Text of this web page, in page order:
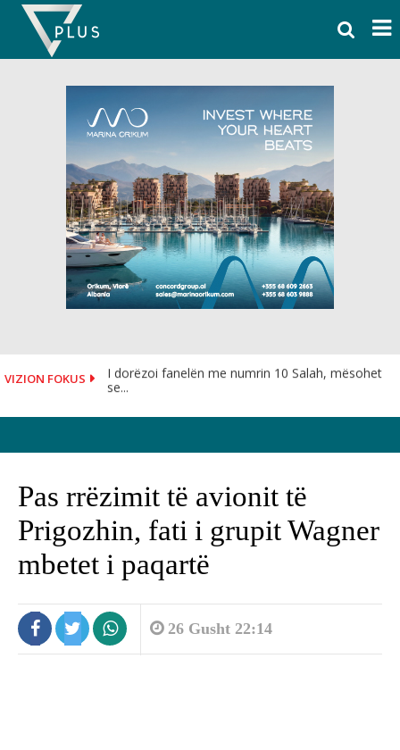
Skip
content
VIZION FOKUS
I dorëzoi fanelën me numrin 10 Salah, mësohet
se...
Pas rrëzimit të avionit të
Prigozhin, fati i grupit Wagner
mbetet i paqartë
26 Gusht 22:14